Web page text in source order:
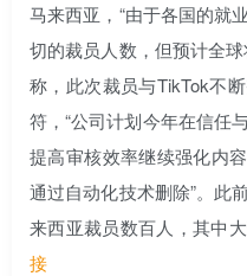
马来西亚，“由于各国的就
切的裁员人数，但预计全
称，此次裁员与TikTok不
符，“公司计划今年在信任
提高审核效率继续强化内
通过自动化技术删除”。此
来西亚裁员数百人，其中
接